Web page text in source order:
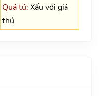
Quả tú: Xấu với giá
thú